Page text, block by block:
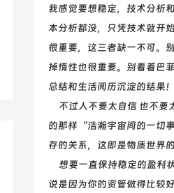
我感觉要想稳定，技术分析
本分析都没，只凭技术就开
很重要，这三者缺一不可。
掉惰性也很重要。别看着巴
总结和生活阅历沉淀的结果！
不过人不要太自信 也不要
的那样“浩瀚宇宙间的一切
存的关系，这即是物质世界
想要一直保持稳定的盈利
说是因为你的资管做得比较